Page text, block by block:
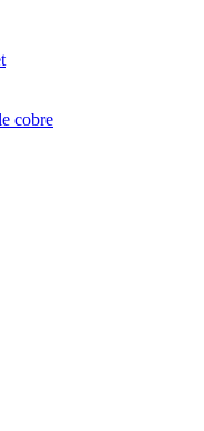
cobre